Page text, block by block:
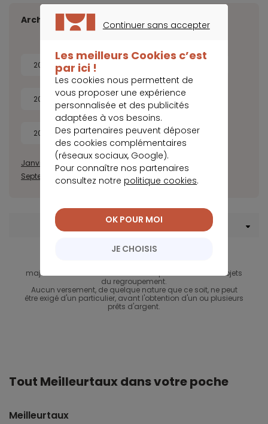
Archives
2026 2025
2022 2021 2020
2018 2017
Janvier Février Avril Mai Juin Juillet
Septembre
Octobre Novembre
Menu Rachat de crédit
majoration du coût total d'un ou de plusieurs crédits objets
du regroupement.
Aucun versement, de quelque nature que ce soit, ne peut
être exigé d'un particulier, avant l'obtention d'un ou plusieurs
prêts d'argent.
Tout Meilleurtaux dans votre poche
Meilleurtaux
Continuer sans accepter
Les meilleurs Cookies c’est
par ici !
Les cookies nous permettent de
vous proposer une expérience
personnalisée et des publicités
adaptées à vos besoins.
Des partenaires peuvent déposer
des cookies complémentaires
(réseaux sociaux, Google).
Pour connaître nos partenaires
consultez notre politique cookies.
JE CHOISIS
OK POUR MOI